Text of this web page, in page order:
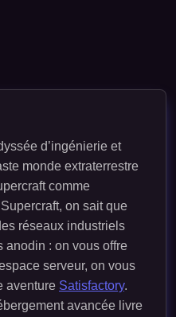
d’ingénierie et
monde extraterrestre
comme
on sait que
réseaux industriels
anodin : on vous offre
serveur, on vous
aventure Satisfactory.
avancée livre